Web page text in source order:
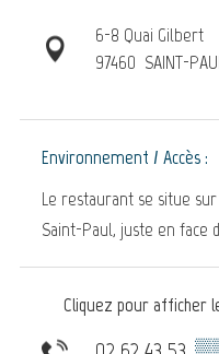
6-8 Quai Gilbert
97460 SAINT-
Environnement / Accès :
Le restaurant se situe
Saint-Paul, juste en face
Cliquez pour afficher